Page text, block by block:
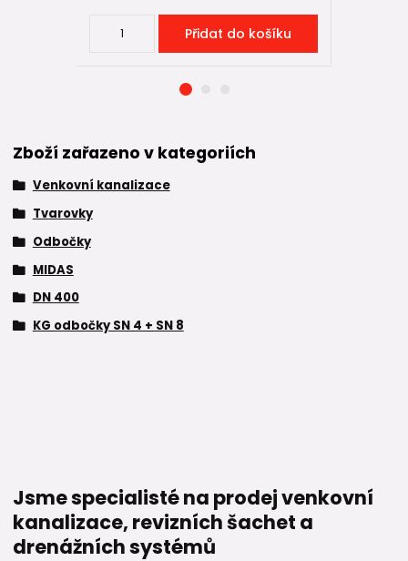
Přidat do košíku
Zboží zařazeno v kategoriích
Venkovní kanalizace
Tvarovky
Odbočky
MIDAS
DN 400
KG odbočky SN 4 + SN 8
Jsme specialisté na prodej venkovní
kanalizace, revizních šachet a
drenážních systémů